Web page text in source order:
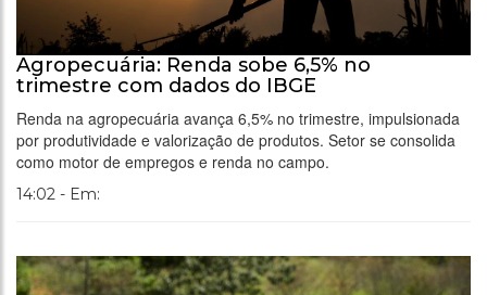
Agropecuária: Renda sobe 6,5% no
trimestre com dados do IBGE
Renda na agropecuária avança 6,5% no trimestre, impulsionada
por produtividade e valorização de produtos. Setor se consolida
como motor de empregos e renda no campo.
14:02 - Em: